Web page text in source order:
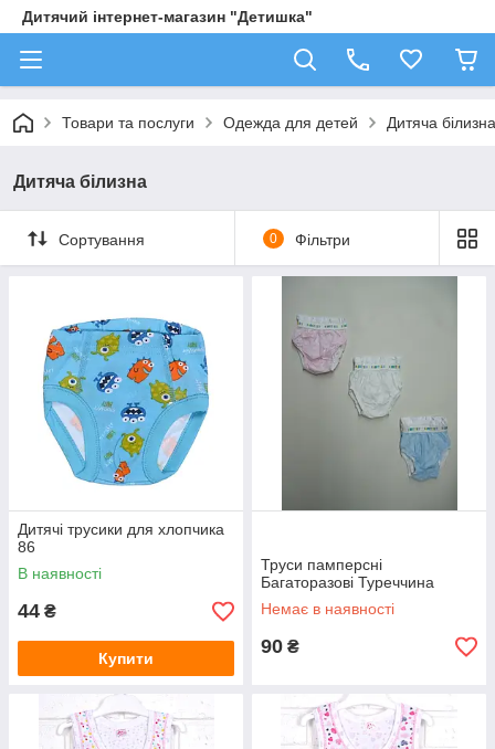
Дитячий інтернет-магазин "Детишка"
Товари та послуги Одежда для детей Дитяча білизна
Дитяча білизна
Сортування 0 Фільтри
Дитячі трусики для хлопчика
86
В наявності
44 ₴
Купити
Труси памперсні
Багаторазові Туреччина
Немає в наявності
90 ₴